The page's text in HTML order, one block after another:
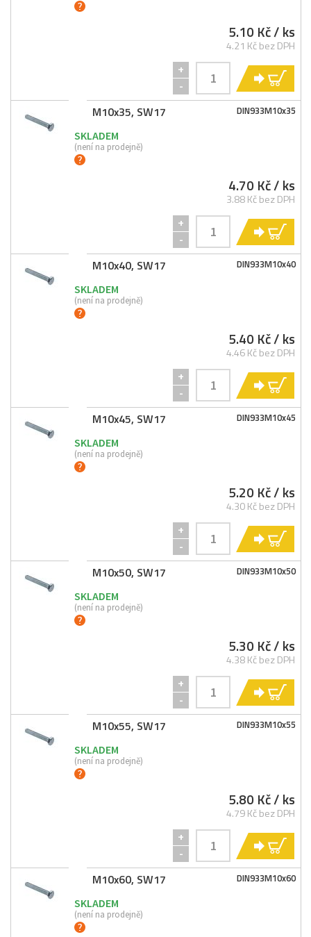
5.10 Kč/ ks
4.21 Kč bez DPH
+
-
DIN933M10x35
M10x35, SW17
SKLADEM
(není na prodejně)
4.70 Kč/ ks
3.88 Kč bez DPH
+
-
DIN933M10x40
M10x40, SW17
SKLADEM
(není na prodejně)
5.40 Kč/ ks
4.46 Kč bez DPH
+
-
DIN933M10x45
M10x45, SW17
SKLADEM
(není na prodejně)
5.20 Kč/ ks
4.30 Kč bez DPH
+
-
DIN933M10x50
M10x50, SW17
SKLADEM
(není na prodejně)
5.30 Kč/ ks
4.38 Kč bez DPH
+
-
DIN933M10x55
M10x55, SW17
SKLADEM
(není na prodejně)
5.80 Kč/ ks
4.79 Kč bez DPH
+
-
DIN933M10x60
M10x60, SW17
SKLADEM
(není na prodejně)